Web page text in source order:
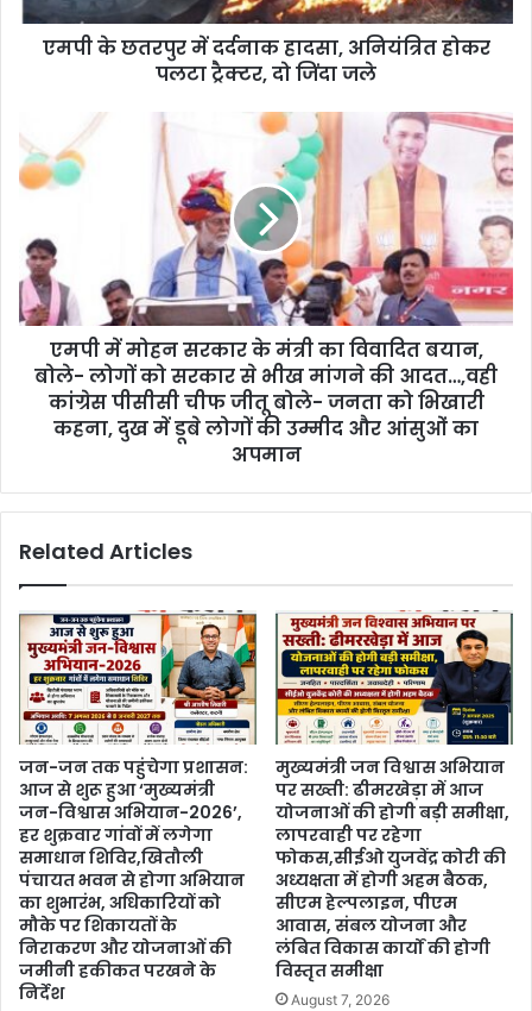
d
s
एमपी के छतरपुर में दर्दनाक हादसा, अनियंत्रित होकर
पलटा ट्रैक्टर, दो जिंदा जले
एमपी में मोहन सरकार के मंत्री का विवादित बयान,
बोले- लोगों को सरकार से भीख मांगने की आदत…,वही
कांग्रेस पीसीसी चीफ जीतू बोले- जनता को भिखारी
कहना, दुख में डूबे लोगों की उम्मीद और आंसुओं का
अपमान
Related Articles
जन-जन तक पहुंचेगा प्रशासन:
आज से शुरू हुआ ‘मुख्यमंत्री
जन-विश्वास अभियान-2026’,
हर शुक्रवार गांवों में लगेगा
समाधान शिविर,खितौली
पंचायत भवन से होगा अभियान
का शुभारंभ, अधिकारियों को
मौके पर शिकायतों के
निराकरण और योजनाओं की
जमीनी हकीकत परखने के
निर्देश
मुख्यमंत्री जन विश्वास अभियान
पर सख्ती: ढीमरखेड़ा में आज
योजनाओं की होगी बड़ी समीक्षा,
लापरवाही पर रहेगा
फोकस,सीईओ युजवेंद्र कोरी की
अध्यक्षता में होगी अहम बैठक,
सीएम हेल्पलाइन, पीएम
आवास, संबल योजना और
लंबित विकास कार्यों की होगी
विस्तृत समीक्षा
August 7, 2026